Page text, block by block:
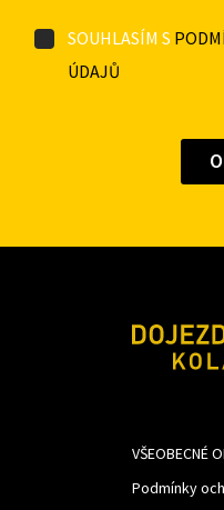
SOUHLASÍM S
ÚDAJŮ
VŠEOBECNÉ
Podmínky